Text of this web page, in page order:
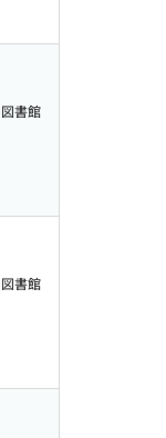
書館
書館